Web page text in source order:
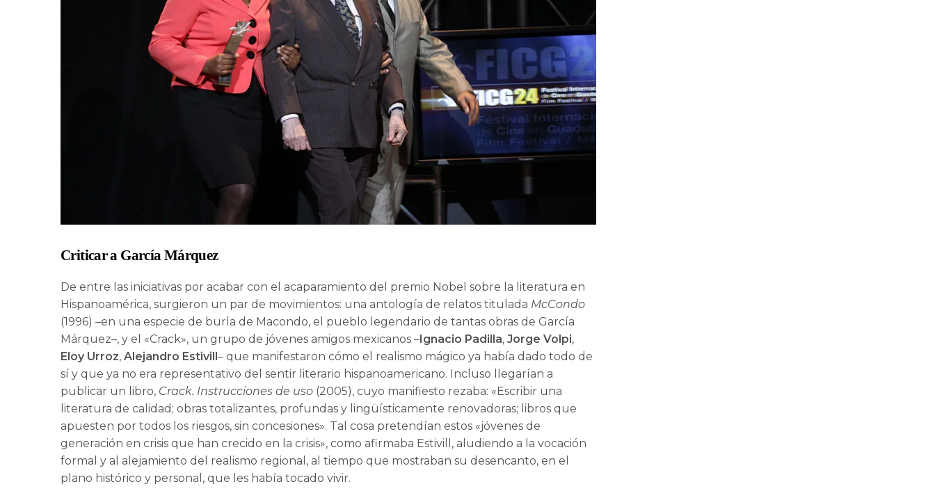
Criticar a García Márquez
De entre las iniciativas por acabar con el acaparamiento del premio Nobel sobre la literatura en
Hispanoamérica, surgieron un par de movimientos: una antología de relatos titulada McCondo
(1996) –en una especie de burla de Macondo, el pueblo legendario de tantas obras de García
Márquez–, y el «Crack», un grupo de jóvenes amigos mexicanos –Ignacio Padilla,Jorge Volpi,
Eloy Urroz,Alejandro Estivill– que manifestaron cómo el realismo mágico ya había dado todo de
sí y que ya no era representativo del sentir literario hispanoamericano. Incluso llegarían a
publicar un libro, Crack. Instrucciones de uso (2005), cuyo manifiesto rezaba: «Escribir una
literatura de calidad; obras totalizantes, profundas y lingüísticamente renovadoras; libros que
apuesten por todos los riesgos, sin concesiones». Tal cosa pretendían estos «jóvenes de
generación en crisis que han crecido en la crisis», como afirmaba Estivill, aludiendo a la vocación
formal y al alejamiento del realismo regional, al tiempo que mostraban su desencanto, en el
plano histórico y personal, que les había tocado vivir.